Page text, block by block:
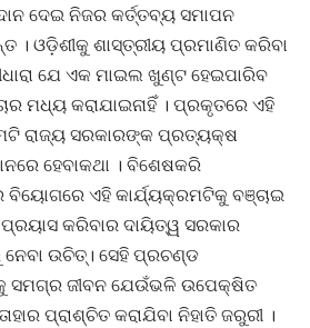
ଦେଇ ନିଜର କର୍ତ୍ତବ୍ୟ ସମାପନ
। ଓଡ଼ିଶୀକୁ ଶାସ୍ତ୍ରୀୟ ପ୍ରମାଣିତ କରିବା
ଯେ ଏକ ମାଇଲ ଖୁଣ୍ଟ ହେଇପାରିବ
ମଧ୍ୟ କରାଯାଇନାହିଁ । ପ୍ରକୃତରେ ଏହି
ରାଜ୍ୟ ସରକାରଙ୍କ ପ୍ରତ୍ୟକ୍ଷ
ହେବାକଥା । ବିଶେଷକରି
ବିୟୋଗରେ ଏହି କାର୍ଯ୍ୟକ୍ରମଟିକୁ ବଞ୍ଚାଇ
କରିବାର ଦାୟିତ୍ୱ ସରକାର
ଉଚିତ୍। ସେହି ପ୍ରଚଣ୍ଡ
ସମଗ୍ର ଜୀବନ ଯେଉଁଭଳି ଉପେକ୍ଷିତ
ପ୍ରାଶ୍ଚିତ କରାଯିବା ନିହାତି ଜରୁରୀ ।